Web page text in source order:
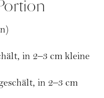
in 2–3 cm kleine
in 2–3 cm